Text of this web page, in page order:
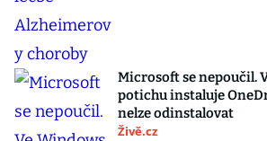
Microsoft se nepoučil.
potichu instaluje
nelze odinstalovat
Živě.cz